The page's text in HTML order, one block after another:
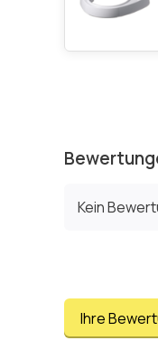
Kein
Ihre